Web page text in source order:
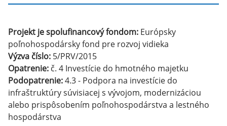
Projekt je spolufinancový fondom: Európsky
poľnohospodársky fond pre rozvoj vidieka
Výzva číslo: 5/PRV/2015
Opatrenie: č. 4 Investície do hmotného majetku
Podopatrenie:4.3 - Podpora na investície do
infraštruktúry súvisiacej s vývojom, modernizáciou
alebo prispôsobením poľnohospodárstva a lestného
hospodárstva